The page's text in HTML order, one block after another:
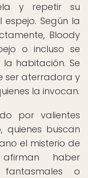
y repetir su
Según la
Bloody
o incluso se
habitación. Se
ser aterradora y
la invocan.
por valientes
quienes buscan
el misterio de
haber
fantasmales o